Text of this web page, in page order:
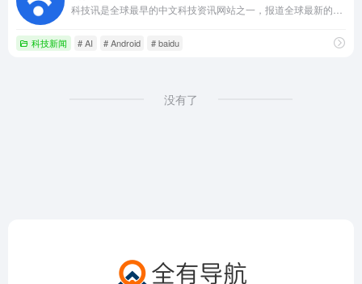
科技新闻 # AI # Android # baidu
没有了